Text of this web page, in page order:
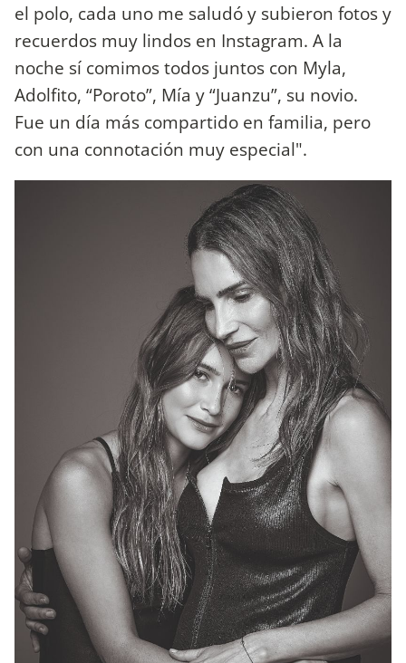
el polo, cada uno me saludó y subieron fotos y
recuerdos muy lindos en Instagram. A la
noche sí comimos todos juntos con Myla,
Adolfito, “Poroto”, Mía y “Juanzu”, su novio.
Fue un día más compartido en familia, pero
con una connotación muy especial".